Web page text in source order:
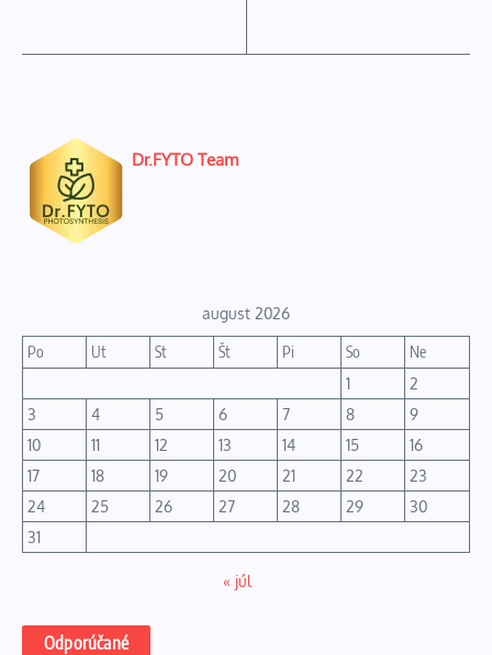
Dr.FYTO Team
august 2026
Po Ut St Št Pi So
Ne
1
2
3
4 5 6 7 8
9
10
11 12 13 14 15
16
17
18 19 20 21 22
23
24
25 26 27 28 29
30
31
« júl
Odporúčané